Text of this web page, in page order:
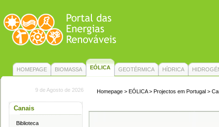
HOMEPAGE BIOMASSA EÓLICA GEOTÉRMICA HÍDRICA
9 de Agosto de 2026
Canais
Biblioteca
Homepage > EÓLICA> Projectos em Portugal >